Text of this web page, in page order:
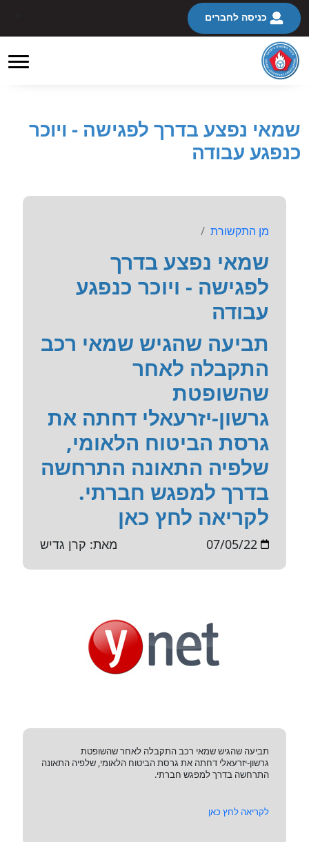
כניסה לחברים
שמאי נפצע בדרך לפגישה - ויוכר
כנפגע עבודה
מן התקשורת
שמאי נפצע בדרך
לפגישה - ויוכר כנפגע
עבודה
תביעה שהגיש שמאי רכב
התקבלה לאחר
שהשופטת
גרשון-יזרעאלי דחתה את
גרסת הביטוח הלאומי,
שלפיה התאונה התרחשה
בדרך למפגש חברתי.
לקריאה לחץ כאן
07/05/22 מאת: קרן גדיש
תביעה שהגיש שמאי רכב התקבלה לאחר שהשופטת
גרשון-יזרעאלי דחתה את גרסת הביטוח הלאומי, שלפיה התאונה
התרחשה בדרך למפגש חברתי.
לקריאה לחץ כאן